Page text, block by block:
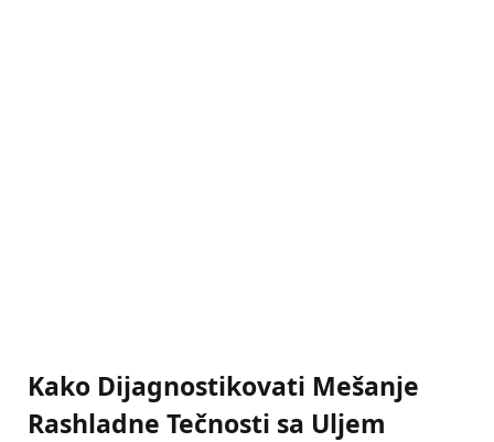
Kako Dijagnostikovati Mešanje
Rashladne Tečnosti sa Uljem